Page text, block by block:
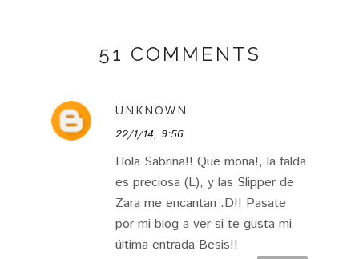
51 COMMENTS
UNKNOWN
22/1/14, 9:56
Hola Sabrina!! Que mona!, la falda
es preciosa (L), y las Slipper de
Zara me encantan :D!! Pasate
por mi blog a ver si te gusta mi
última entrada Besis!!